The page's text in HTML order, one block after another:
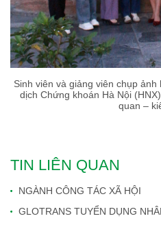
Sinh viên và giảng viên chụp
dịch Chứng khoán Hà Nội
quan –
TIN LIÊN QUAN
NGÀNH CÔNG TÁC XÃ HỘI
GLOTRANS TUYỂN DỤNG